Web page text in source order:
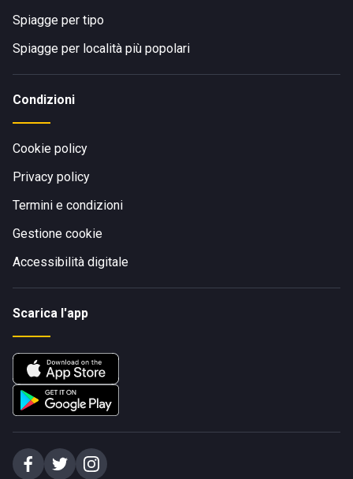
Spiagge per tipo
Spiagge per località più popolari
Condizioni
Cookie policy
Privacy policy
Termini e condizioni
Gestione cookie
Accessibilità digitale
Scarica l'app